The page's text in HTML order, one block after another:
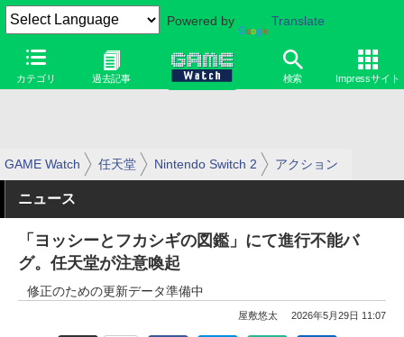
Powered by Translate
カテゴリ 過去記事 検索 Impressサイト
GAME Watch 任天堂 Nintendo Switch 2 アクション
ニュース
「ヨッシーとフカシギの図鑑」にて進行不能バ
グ。任天堂が注意喚起
修正のための更新データ準備中
屋敷悠太 2026年5月29日 11:07